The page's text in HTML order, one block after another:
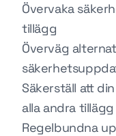
Övervaka
tillägg
Överväg
Säkerställ att
alla andra
Regelbundna